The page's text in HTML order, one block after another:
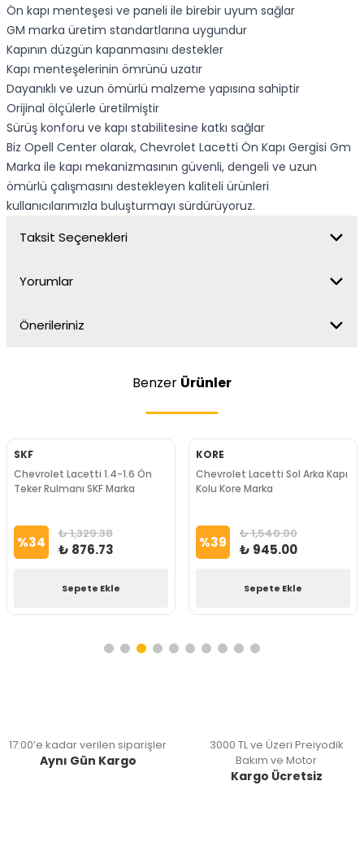
Ön kapı menteşesi ve paneli ile birebir uyum sağlar
GM marka üretim standartlarına uygundur
Kapının düzgün kapanmasını destekler
Kapı menteşelerinin ömrünü uzatır
Dayanıklı ve uzun ömürlü malzeme yapısına sahiptir
Orijinal ölçülerle üretilmiştir
Sürüş konforu ve kapı stabilitesine katkı sağlar
Biz Opell Center olarak, Chevrolet Lacetti Ön Kapı Gergisi Gm
Marka ile kapı mekanizmasının güvenli, dengeli ve uzun
ömürlü çalışmasını destekleyen kaliteli ürünleri
kullanıcılarımızla buluşturmayı sürdürüyoruz.
Taksit Seçenekleri
Yorumlar
Önerileriniz
Benzer Ürünler
SKF
Chevrolet Lacetti 1.4-1.6 Ön
Teker Rulmanı SKF Marka
%34 ₺ 1,329.38
₺ 876.73
Sepete Ekle
KORE
Chevrolet Lacetti Sol Arka Kapı
Kolu Kore Marka
%39 ₺ 1,540.00
₺ 945.00
Sepete Ekle
17:00’e kadar verilen siparişler
Aynı Gün Kargo
3000 TL ve Üzeri Preiyodik
Bakım ve Motor
Kargo Ücretsiz